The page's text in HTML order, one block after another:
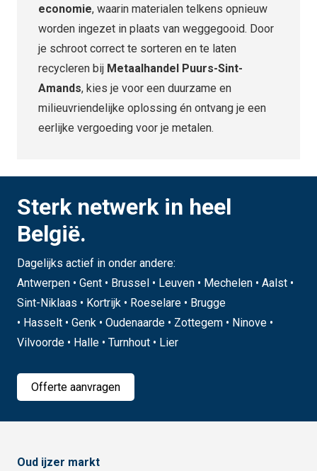
economie, waarin materialen telkens opnieuw
worden ingezet in plaats van weggegooid. Door
je schroot correct te sorteren en te laten
recycleren bij Metaalhandel Puurs-Sint-
Amands, kies je voor een duurzame en
milieuvriendelijke oplossing én ontvang je een
eerlijke vergoeding voor je metalen.
Sterk netwerk in heel
België.
Dagelijks actief in onder andere:
Antwerpen • Gent • Brussel • Leuven • Mechelen • Aalst •
Sint-Niklaas • Kortrijk • Roeselare • Brugge
• Hasselt • Genk • Oudenaarde • Zottegem • Ninove •
Vilvoorde • Halle • Turnhout • Lier
Offerte aanvragen
Oud ijzer markt